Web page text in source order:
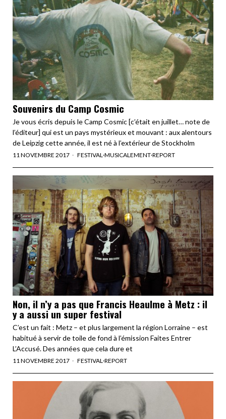
Souvenirs du Camp Cosmic
Je vous écris depuis le Camp Cosmic [c’était en juillet… note de
l’éditeur] qui est un pays mystérieux et mouvant : aux alentours
de Leipzig cette année, il est né à l’extérieur de Stockholm
11 NOVEMBRE 2017 FESTIVAL ·MUSICALEMENT·REPORT
Non, il n’y a pas que Francis Heaulme à Metz : il
y a aussi un super festival
C’est un fait : Metz – et plus largement la région Lorraine – est
habitué à servir de toile de fond à l’émission Faites Entrer
L’Accusé. Des années que cela dure et
11 NOVEMBRE 2017 FESTIVAL·REPORT